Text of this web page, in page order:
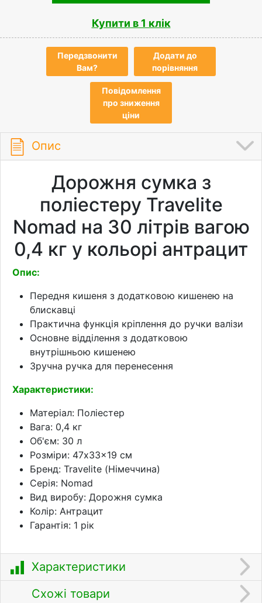
Купити в 1 клік
Передзвонити
Вам?
Додати до
порівняння
Повідомлення
про зниження
ціни
Опис
Дорожня сумка з
поліестеру Travelite
Nomad на 30 літрів вагою
0,4 кг у кольорі антрацит
Опис:
Передня кишеня з додатковою кишенею на
блискавці
Практична функція кріплення до ручки валізи
Основне відділення з додатковою
внутрішньою кишенею
Зручна ручка для перенесення
Характеристики:
Матеріал: Поліестер
Вага: 0,4 кг
Об'єм: 30 л
Розміри: 47x33x19 см
Бренд: Travelite (Німеччина)
Серія: Nomad
Вид виробу: Дорожня сумка
Колір: Антрацит
Гарантія: 1 рік
Характеристики
Схожі товари